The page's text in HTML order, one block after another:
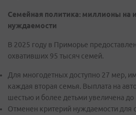
Семейная политика: миллионы на
нуждаемости
В 2025 году в Приморье
охвативших 95 тысяч семей.
Для многодетных доступно 27 мер,
каждая вторая семья. Выплата на
шестью и более детьми увеличена до
Отменен критерий нуждаемости для